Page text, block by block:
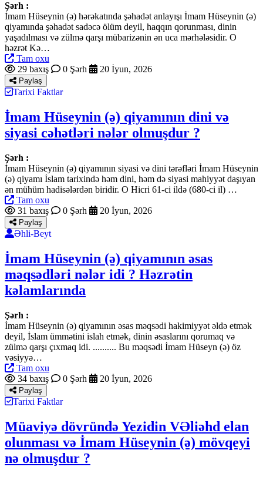
Şərh :
İmam Hüseynin (ə) hərəkatında şəhadət anlayışı İmam Hüseynin (ə)
qiyamında şəhadət sadəcə ölüm deyil, haqqın qorunması, dinin
yaşadılması və zülmə qarşı mübarizənin ən uca mərhələsidir. O
həzrət Kə…
Tam oxu
29 baxış
0 Şərh 20 İyun, 2026
Paylaş
Tarixi Faktlar
İmam Hüseynin (ə) qiyamının dini və
siyasi cəhətləri nələr olmuşdur ?
Şərh :
İmam Hüseynin (ə) qiyamının siyasi və dini tərəfləri İmam Hüseynin
(ə) qiyamı İslam tarixində həm dini, həm də siyasi mahiyyət daşıyan
ən mühüm hadisələrdən biridir. O Hicri 61-ci ildə (680-ci il) …
Tam oxu
31 baxış
0 Şərh 20 İyun, 2026
Paylaş
Əhli-Beyt
İmam Hüseynin (ə) qiyamının əsas
məqsədləri nələr idi ? Həzrətin
kəlamlarında
Şərh :
İmam Hüseynin (ə) qiyamının əsas məqsədi hakimiyyət əldə etmək
deyil, İslam ümmətini islah etmək, dinin əsaslarını qorumaq və
zülmə qarşı çıxmaq idi. .......... Bu məqsədi İmam Hüseyn (ə) öz
vəsiyyə…
Tam oxu
34 baxış
0 Şərh 20 İyun, 2026
Paylaş
Tarixi Faktlar
Müaviyə dövründə Yezidin VƏliəhd elan
olunması və İmam Hüseynin (ə) mövqeyi
nə olmuşdur ?